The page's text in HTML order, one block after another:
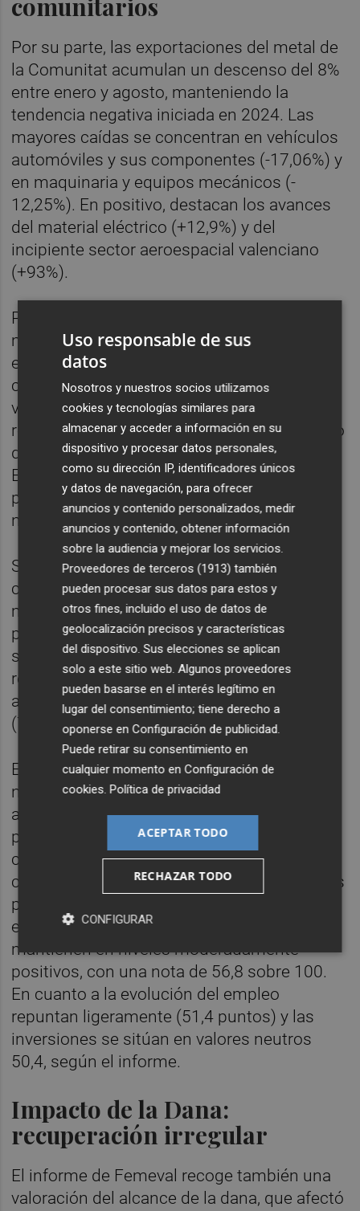
Por su parte, las exportaciones del metal de
la Comunitat acumulan un descenso del 8%
entre enero y agosto, manteniendo la
tendencia negativa iniciada en 2024. Las
mayores caídas se concentran en vehículos
automóviles y sus componentes (-17,06%) y
en maquinaria y equipos mecánicos (-
12,25%). En positivo, destacan los avances
del material eléctrico (+12,9%) y del
incipiente sector aeroespacial valenciano
(+93%).
Por destinos, mientras los principales
mercados europeos retroceden, China
encabeza el mayor crecimiento de sus
compras a las empresas del metal
valencianas con un aumento del 27%,
respecto al mismo periodo de 2024, seguido
de Rumanía (+30%), Turquía (+15,7%) y
Estados Unidos con un 13,9%, impulsadas
por el adelanto de operaciones ante los
nuevos aranceles.
Según la encuesta de Femeval, pese al
contexto adverso, las empresas del metal
mantienen una valoración razonablemente
positiva sobre su situación de 6,87 puntos
sobre 10. Por subsectores, la industria
registra la nota más baja (6,68) y las más
alta el comercio e instalaciones del metal
(7,1).
Entre los factores que repercuten
negativamente en la actividad, las empresas
alertan de la dificultad para contratar
personal cualificado, el incremento de los
costes laborales, el descenso de márgenes
comerciales y el encarecimiento de materias
primas y componentes. Aúnasi, las
expectativas para el cierre de 2025 se
mantienen en niveles moderadamente
positivos, con una nota de 56,8 sobre 100.
En cuanto a la evolución del empleo
repuntan ligeramente (51,4 puntos) y las
inversiones se sitúan en valores neutros
50,4, según el informe.
Impacto de la Dana:
recuperación irregular
El informe de Femeval recoge también una
valoración del alcance de la dana, que afectó
Uso responsable de sus
datos
Nosotros y nuestros socios utilizamos
cookies y tecnologías similares para
almacenar y acceder a información en su
dispositivo y procesar datos personales,
como su dirección IP, identificadores únicos
y datos de navegación, para ofrecer
anuncios y contenido personalizados, medir
anuncios y contenido, obtener información
sobre la audiencia y mejorar los servicios.
Proveedores de terceros (1913) también
pueden procesar sus datos para estos y
otros fines, incluido el uso de datos de
geolocalización precisos y características
del dispositivo. Sus elecciones se aplican
solo a este sitio web. Algunos proveedores
pueden basarse en el interés legítimo en
lugar del consentimiento; tiene derecho a
oponerse enConfiguración de publicidad
Puede retirar su consentimiento en
cualquier momento enConfiguración de
cookies .Política de privacidad
ACEPTAR TODO
RECHAZAR TODO
CONFIGURAR